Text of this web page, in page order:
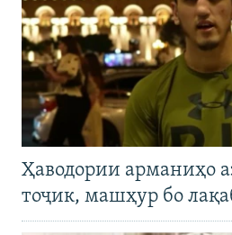
Ҳаводории арманиҳо
тоҷик, машҳур бо